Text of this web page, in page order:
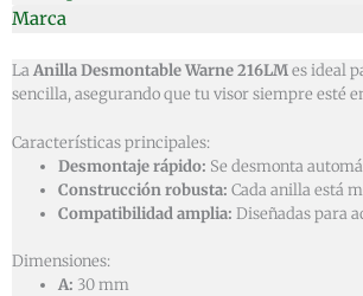
Marca
LaAnilla Desmontable Warne 216LMes ideal
sencilla, asegurando que tu visor siempre esté
Características principales:
Desmontaje rápido: Se desmonta
Construcción robusta: Cada anilla está
Compatibilidad amplia: Diseñadas para
Dimensiones:
A: 30 mm